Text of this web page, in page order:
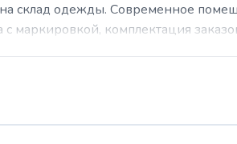
склад одежды. Современное
с маркировкой, комплектация